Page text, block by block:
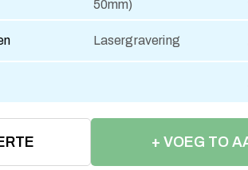
50mm)
Lasergravering
+ VOEG TO